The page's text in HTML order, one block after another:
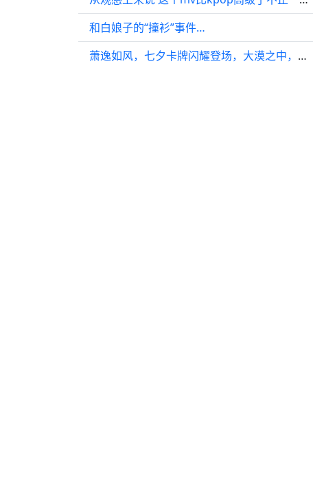
和白娘子的“撞衫”事件…
萧逸如风，七夕卡牌闪耀登场，大漠之中，心动不止一次！